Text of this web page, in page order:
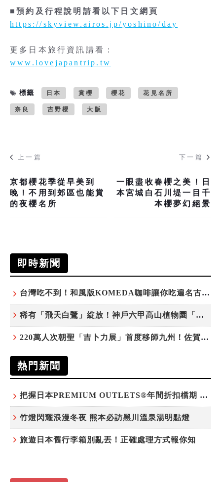
■預約及行程說明請看以下日文網頁
https://skyview.airos.jp/yoshino/day
更多日本旅行資訊請看：
www.lovejapantrip.tw
標籤 日本 賞櫻 櫻花 花見名所
奈良 吉野櫻 大阪
上一篇
京都櫻花季從早美到
晚！不用到郊區也能賞
的夜櫻名所
下一篇
一眼盡收春櫻之美！日
本宮城白石川堤一目千
本櫻夢幻絕景
即時新聞
台灣吃不到！和風版KOMEDA咖啡讓你吃遍名古屋在地美食
稀有「飛天白鷺」綻放！神戶六甲高山植物園「鷺草」珍貴現身
220萬人次朝聖「吉卜力展」首度移師九州！佐賀站早鳥平日套票8/10搶先開賣
熱門新聞
把握日本PREMIUM OUTLETS®年間折扣檔期 越買越划算
竹燈閃耀浪漫冬夜 熊本必訪黑川溫泉湯明點燈
旅遊日本舊行李箱別亂丟！正確處理方式報你知